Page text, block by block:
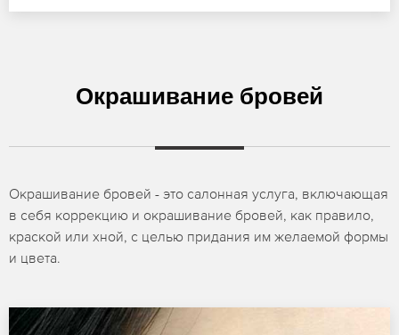
Окрашивание бровей
Окрашивание бровей - это салонная услуга, включающая
в себя коррекцию и окрашивание бровей, как правило,
краской или хной, с целью придания им желаемой формы
и цвета.